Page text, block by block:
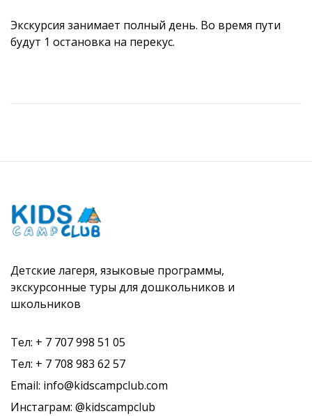
Экскурсия занимает полный день. Во время пути
будут 1 остановка на перекус.
Детские лагеря, языковые программы,
экскурсонные туры для дошкольников и
школьников
Тел: + 7 707 998 51 05
Тел: + 7 708 983 62 57
Email: info@kidscampclub.com
Инстаграм: @kidscampclub